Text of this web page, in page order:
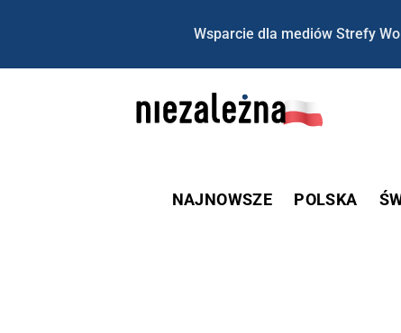
Wsparcie dla mediów Strefy
NAJNOWSZE POLSKA